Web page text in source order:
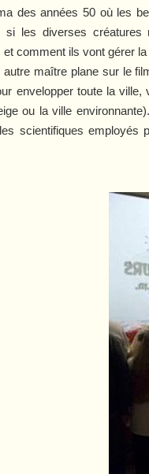
des années 50 où les
si les diverses créatures
et comment ils vont gérer
autre maître plane sur le
envelopper toute la
ou la ville
scientifiques employés